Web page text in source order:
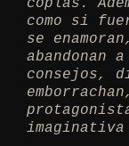
coplas.
como si
se
abandonan
consejos,